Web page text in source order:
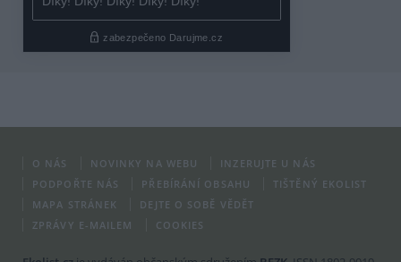
O NÁS NOVINKY NA WEBU
INZERUJTE U NÁS
PODPOŘTE NÁS
PŘEBÍRÁNÍ OBSAHU
TIŠTĚNÝ EKOLIST
MAPA STRÁNEK
DEJTE O SOBĚ VĚDĚT
ZPRÁVY E-MAILEM
COOKIES